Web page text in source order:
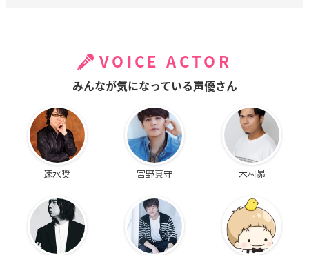
VOICE ACTOR
みんなが気になっている声優さん
速水奨 宮野真守 木村昴